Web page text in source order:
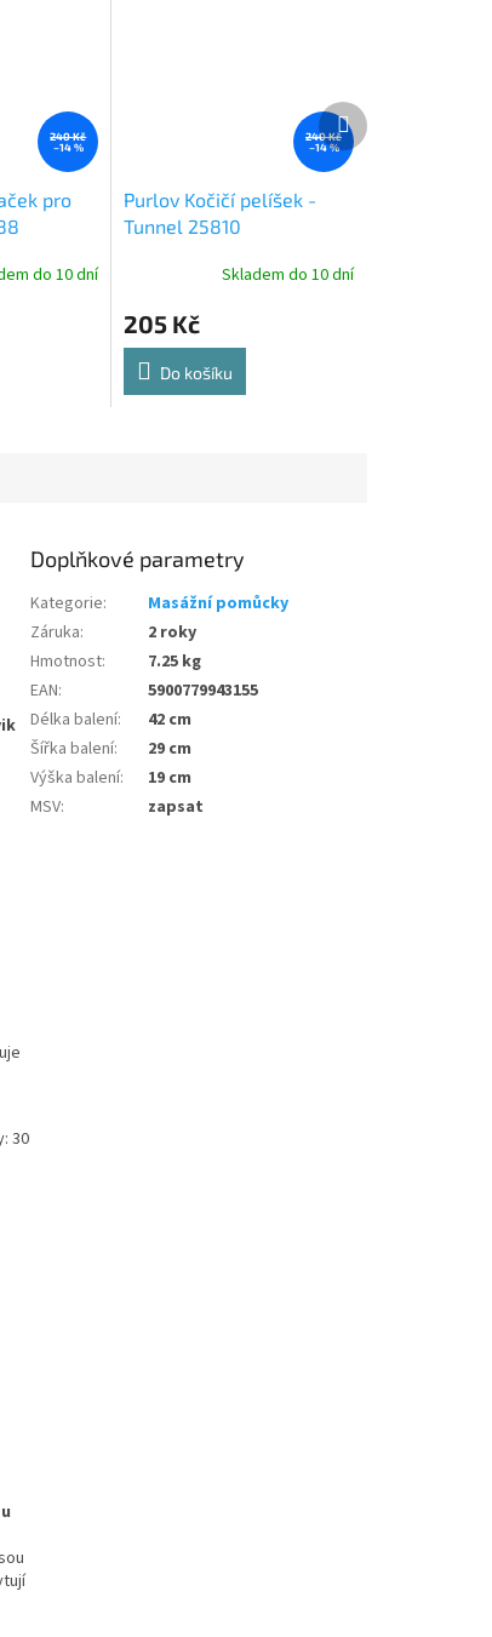
240 Kč
–14 %
pro
do 10 dní
240 Kč
–14 %
Purlov Kočičí pelíšek -
Tunnel 25810
Skladem do 10 dní
205 Kč
Do košíku
Další
produkt
30
Doplňkové parametry
Kategorie:
Masážní pomůcky
Záruka:
2 roky
Hmotnost:
7.25 kg
EAN:
5900779943155
Délka balení:
42 cm
Šířka balení:
29 cm
Výška balení:
19 cm
MSV: zapsat